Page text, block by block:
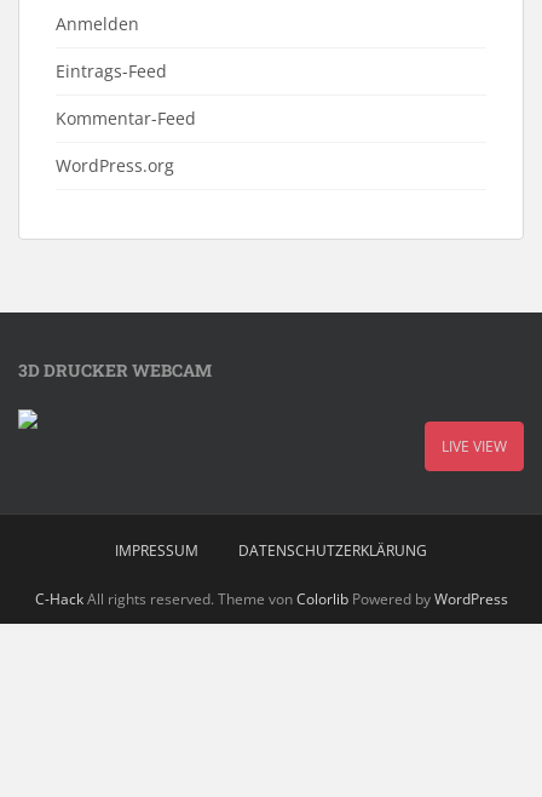
Anmelden
Eintrags-Feed
Kommentar-Feed
WordPress.org
3D DRUCKER WEBCAM
LIVE VIEW
IMPRESSUM DATENSCHUTZERKLÄRUNG
C-HackAll rights reserved. Theme vonColorlibPowered byWordPress